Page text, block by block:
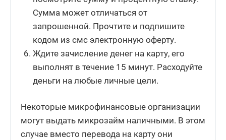
Сумма может отличаться от
запрошенной. Прочтите и подпишите
кодом из смс электронную оферту.
Ждите зачисление денег на карту, его
выполнят в течение 15 минут. Расходуйте
деньги на любые личные цели.
Некоторые микрофинансовые организации
могут выдать микрозайм наличными. В этом
случае вместо перевода на карту они